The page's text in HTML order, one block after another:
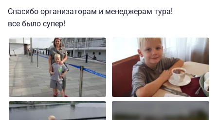
Спасибо организаторам и менеджерам тура!
все было супер!